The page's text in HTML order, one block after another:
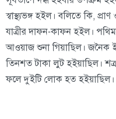
স্বাস্থ্যভঙ্গ হইল। বলিতে কি,
যাত্রীর দাফন-কাফন হইল।
আওয়াজ শুনা গিয়াছিল। জনৈক
তিনশত টাকা লুট হইয়াছিল।
ফলে দুইটি লোক হত হইয়াছিল।